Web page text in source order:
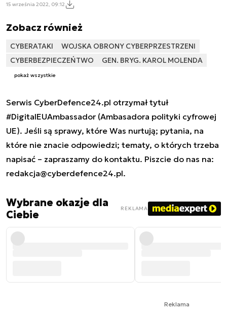
15 września 2022, 09:12
Zobacz również
CYBERATAKI
WOJSKA OBRONY CYBERPRZESTRZENI
CYBERBEZPIECZEŃTWO
GEN. BRYG. KAROL MOLENDA
pokaż wszystkie
Serwis CyberDefence24.pl otrzymał tytuł
#DigitalEUAmbassador (Ambasadora polityki cyfrowej
UE). Jeśli są sprawy, które Was nurtują; pytania, na
które nie znacie odpowiedzi; tematy, o których trzeba
napisać – zapraszamy do kontaktu. Piszcie do nas na:
redakcja@cyberdefence24.pl.
Wybrane okazje dla
Ciebie
REKLAMA
Reklama